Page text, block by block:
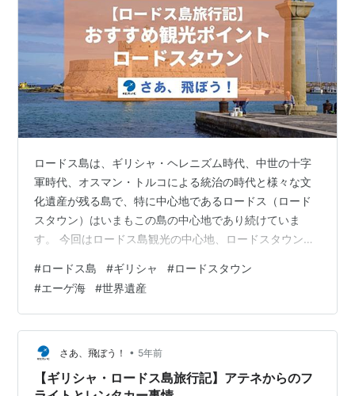
ロードス島は、ギリシャ・ヘレニズム時代、中世の十字
軍時代、オスマン・トルコによる統治の時代と様々な文
化遺産が残る島で、特に中心地であるロードス（ロード
スタウン）はいまもこの島の中心地であり続けていま
す。 今回はロードス島観光の中心地、ロードスタウン
港湾都市として発展していたロードスタウン（またはロ
ードス）は、また世界七不思議のひとつ『ロードスの巨
像』があったとされる町でもあります。 ロードスタウン
について ロードスタウンの観光名所 聖アタナシウス門
② 旧市街の路地③ ヒポクラテス広場④ Sokratous通り
⑤ 騎士団長の館⑥ 騎士の道⑦ ロー…
#ロードス島 #ギリシャ #ロードスタウン
#エーゲ海 #世界遺産
さあ、飛ぼう！ • 5年前
【ギリシャ・ロードス島旅行記】アテネからのフ